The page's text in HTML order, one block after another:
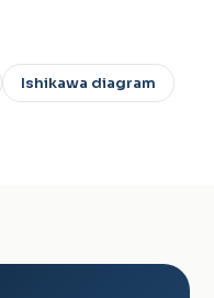
Ishikawa diagram